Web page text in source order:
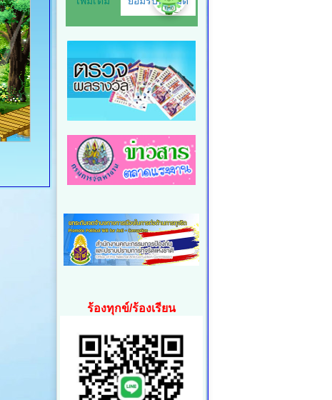
ร้องทุกข์/ร้องเรียน